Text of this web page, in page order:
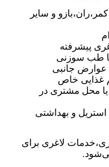
و سایر
سوزنی
جانبی
خاص
مشتری در
و بهداشتی
مشتری،خدمات لاغری برای